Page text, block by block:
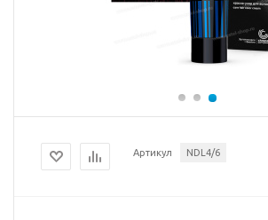
Артикул NDL4/6